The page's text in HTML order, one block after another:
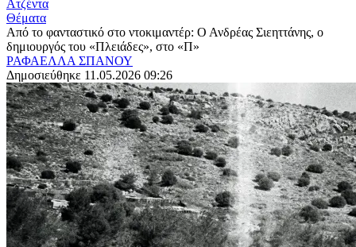
Ατζέντα
Θέματα
Από το φανταστικό στο ντοκιμαντέρ: Ο Ανδρέας Σιεηττάνης, ο
δημιουργός του «Πλειάδες», στο «Π»
ΡΑΦΑΕΛΛΑ ΣΠΑΝΟΥ
Δημοσιεύθηκε 11.05.2026 09:26